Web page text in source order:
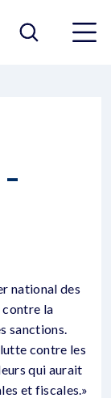
–
national des
la
sanctions.
contre les
qui aurait
et fiscales.»